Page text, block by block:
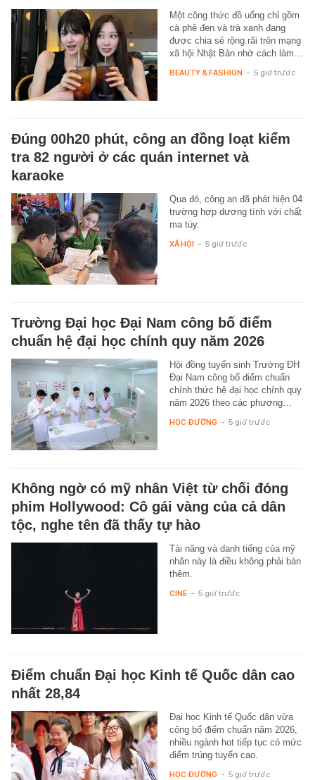
Một công thức đồ uống chỉ gồm
cà phê đen và trà xanh đang
được chia sẻ rộng rãi trên mạng
xã hội Nhật Bản nhờ cách làm…
BEAUTY & FASHION - 5 giờ trước
Đúng 00h20 phút, công an đồng loạt kiểm
tra 82 người ở các quán internet và
karaoke
Qua đó, công an đã phát hiện 04
trường hợp dương tính với chất
ma túy.
XÃ HỘI - 5 giờ trước
Trường Đại học Đại Nam công bố điểm
chuẩn hệ đại học chính quy năm 2026
Hội đồng tuyển sinh Trường ĐH
Đại Nam công bố điểm chuẩn
chính thức hệ đại học chính quy
năm 2026 theo các phương…
HỌC ĐƯỜNG - 5 giờ trước
Không ngờ có mỹ nhân Việt từ chối đóng
phim Hollywood: Cô gái vàng của cả dân
tộc, nghe tên đã thấy tự hào
Tài năng và danh tiếng của mỹ
nhân này là điều không phải bàn
thêm.
CINE - 5 giờ trước
Điểm chuẩn Đại học Kinh tế Quốc dân cao
nhất 28,84
Đại học Kinh tế Quốc dân vừa
công bố điểm chuẩn năm 2026,
nhiều ngành hot tiếp tục có mức
điểm trúng tuyển cao.
HỌC ĐƯỜNG - 5 giờ trước